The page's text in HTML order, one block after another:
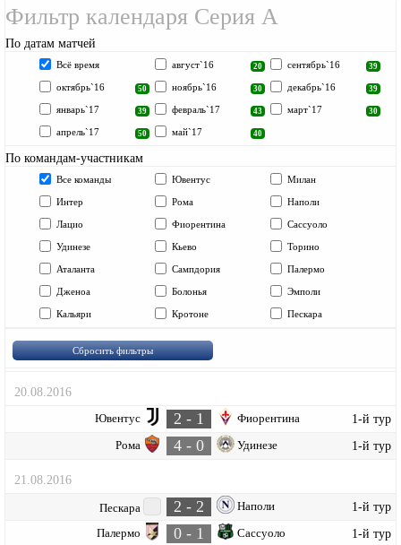
Фильтр календаря Серия А
По датам матчей
Всё время август`16 20 сентябрь`16 39
октябрь`16 50 ноябрь`16 30 декабрь`16 39
январь`17 39 февраль`17 43 март`17 30
апрель`17 50 май`17 40
По командам-участникам
Все команды Ювентус Милан
Интер Рома Наполи
Лацио Фиорентина Сассуоло
Удинезе Кьево Торино
Аталанта Сампдория Палермо
Дженоа Болонья Эмполи
Кальяри Кротоне Пескара
Сбросить фильтры
20.08.2016
Ювентус 2 - 1 Фиорентина 1-й тур
Рома 4 - 0 Удинезе 1-й тур
21.08.2016
Пескара 2 - 2 Наполи 1-й тур
Палермо 0 - 1 Сассуоло 1-й тур